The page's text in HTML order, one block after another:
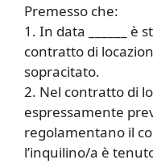
Premesso che:
1. In data ______ è
contratto di
sopracitato.
2. Nel contratto di
espressamente
regolamentano il
l’inquilino/a è